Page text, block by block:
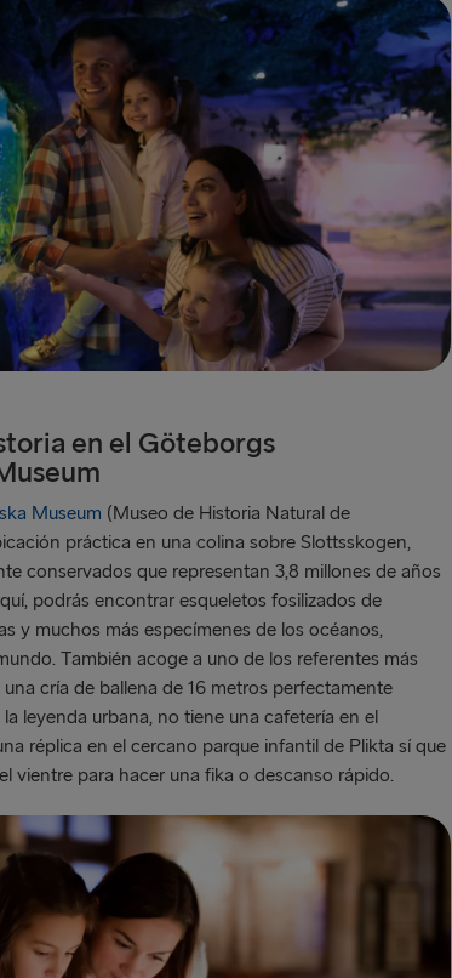
en el Göteborgs
Museum (Museo de Historia Natural de
práctica en una colina sobre Slottsskogen,
conservados que representan 3,8 millones de años
podrás encontrar esqueletos fosilizados de
y muchos más especímenes de los océanos,
También acoge a uno de los referentes más
cría de ballena de 16 metros perfectamente
leyenda urbana, no tiene una cafetería en el
réplica en el cercano parque infantil de Plikta sí que
vientre para hacer una fika o descanso rápido.